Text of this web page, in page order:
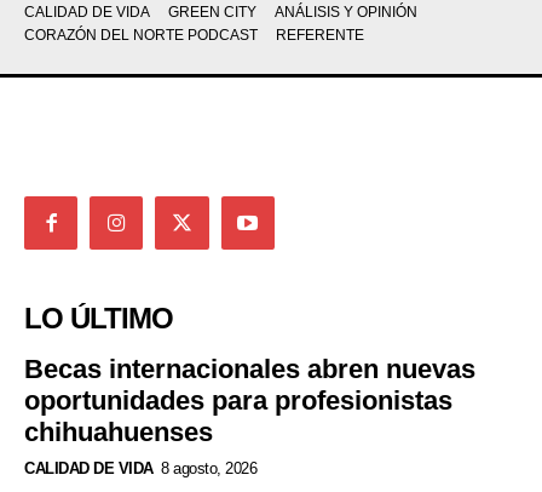
CALIDAD DE VIDA
GREEN CITY
ANÁLISIS Y OPINIÓN
CORAZÓN DEL NORTE PODCAST
REFERENTE
LO ÚLTIMO
Becas internacionales abren nuevas
oportunidades para profesionistas
chihuahuenses
CALIDAD DE VIDA 8 agosto, 2026